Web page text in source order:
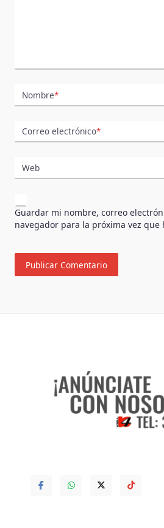
Nombre*
Correo electrónico*
Web
Guardar mi nombre, correo
navegador para la próxima vez que